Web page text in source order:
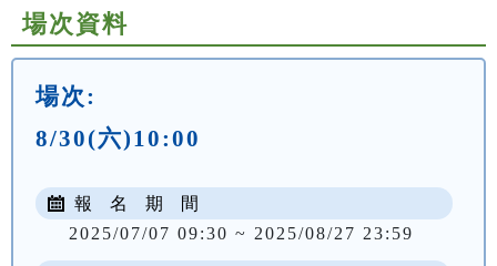
場次資料
場次:
8/30(六)10:00
報 名 期 間
2025/07/07 09:30 ~ 2025/08/27 23:59